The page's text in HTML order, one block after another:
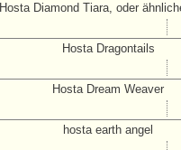
Hosta Diamond Tiara, oder
Hosta Dragontails
Hosta Dream Weaver
hosta earth angel